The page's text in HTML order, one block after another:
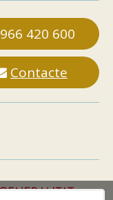
966 420 600
Contacte